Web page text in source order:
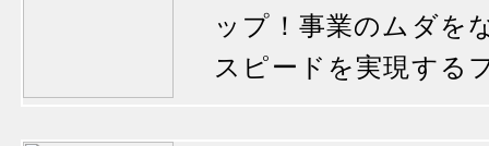
ップ！事業のムダを
スピードを実現する